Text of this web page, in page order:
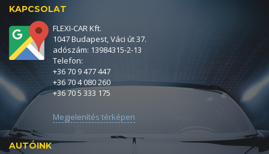
KAPCSOLAT
FLEXI-CAR Kft.
1047 Budapest, Váci út 37.
adószám: 13984315-2-13
Telefon:
+36 70 9 477 447
+36 70 4 080 260
+36 70 5 333 175
Megjelenítés térképen
AUTÓINK